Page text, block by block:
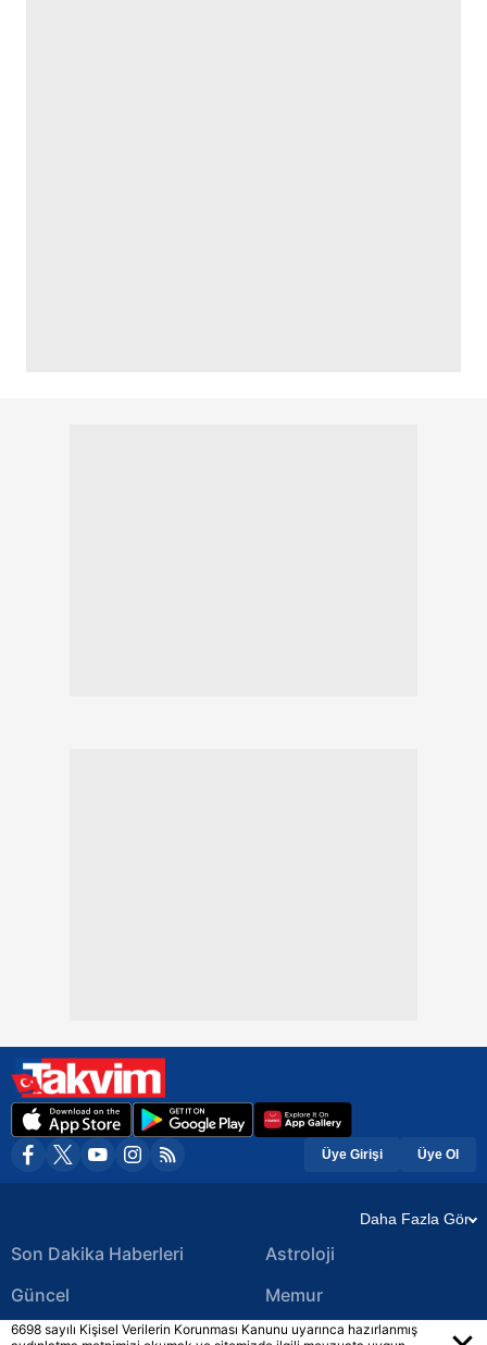
Üye Girişi Üye Ol
Daha Fazla Gör
Son Dakika Haberleri
Güncel
Ekonomi Haberleri
Astroloji
Memur
Yerel Haberler
6698 sayılı Kişisel Verilerin Korunması Kanunu uyarınca hazırlanmış